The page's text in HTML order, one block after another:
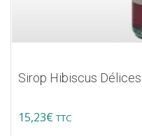
Sirop Hibiscus
15,23€ TTC